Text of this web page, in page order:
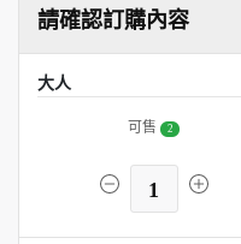
請確認訂購內容
大人
可售 2
1